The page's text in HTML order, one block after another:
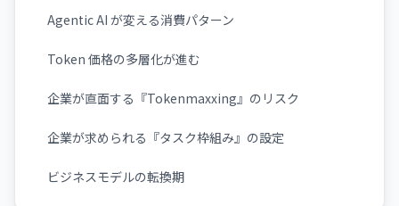
Agentic AI が変える消費パターン
Token 価格の多層化が進む
企業が直面する『Tokenmaxxing』のリスク
企業が求められる『タスク枠組み』の設定
ビジネスモデルの転換期